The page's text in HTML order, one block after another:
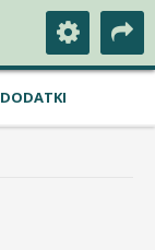
DODATKI